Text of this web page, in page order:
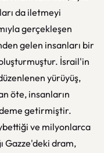
da iletmeyi
gerçekleşen
gelen insanları bir
İsrail'in
yürüyüş,
öte, insanların
getirmiştir.
ve milyonlarca
Gazze'deki dram,